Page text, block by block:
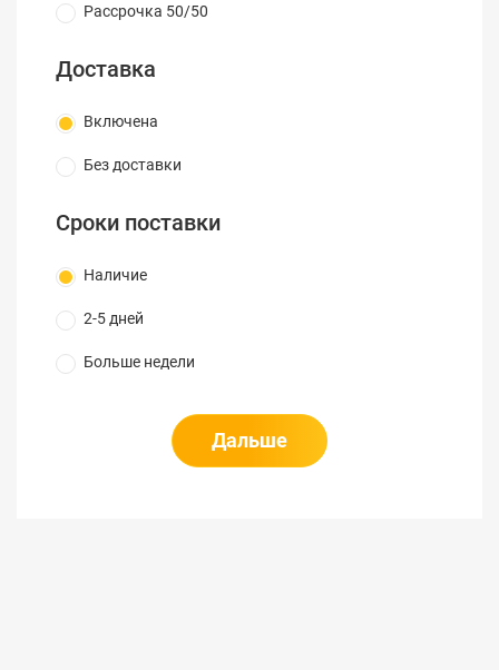
Рассрочка 50/50
Доставка
Включена
Без доставки
Сроки поставки
Наличие
2-5 дней
Больше недели
Дальше